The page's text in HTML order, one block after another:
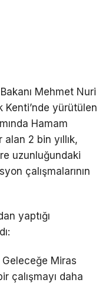
Mehmet Nuri
Kenti’nde yürütülen
Hamam
2 bin yıllık,
uzunluğundaki
çalışmalarının
yaptığı
Geleceğe Miras
çalışmayı daha